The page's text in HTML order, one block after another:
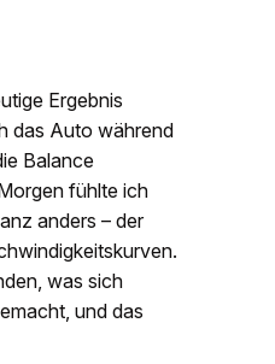
Ergebnis
das Auto während
Balance
fühlte ich
anders – der
was sich
und das